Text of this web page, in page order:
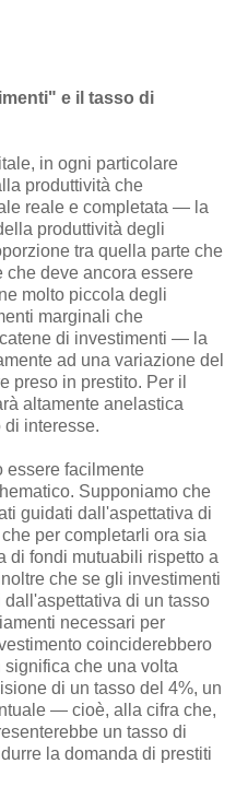
e il tasso di
in ogni particolare
produttività che
reale e completata — la
produttività degli
tra quella parte che
che deve ancora essere
molto piccola degli
marginali che
di investimenti — la
ad una variazione del
preso in prestito. Per il
altamente anelastica
interesse.
essere facilmente
Supponiamo che
guidati dall'aspettativa di
per completarli ora sia
di fondi mutuabili rispetto a
che se gli investimenti
di un tasso
necessari per
coinciderebbero
che una volta
di un tasso del 4%, un
— cioè, alla cifra che,
un tasso di
la domanda di prestiti